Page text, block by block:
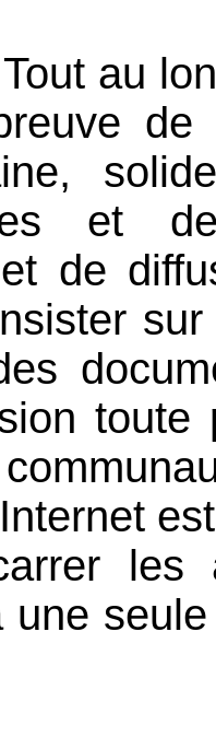
de
de
et
de
une
une